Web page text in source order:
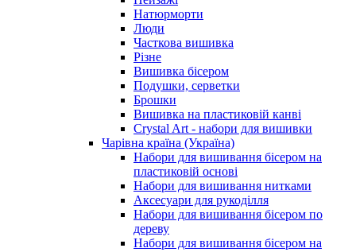
Натюрморти
Люди
Часткова вишивка
Різне
Вишивка бісером
Подушки, серветки
Брошки
Вишивка на пластиковій канві
Crystal Art - набори для вишивки
Чарівна країна (Україна)
Набори для вишивання бісером на
пластиковій основі
Набори для вишивання нитками
Аксесуари для рукоділля
Набори для вишивання бісером по
дереву
Набори для вишивання бісером на